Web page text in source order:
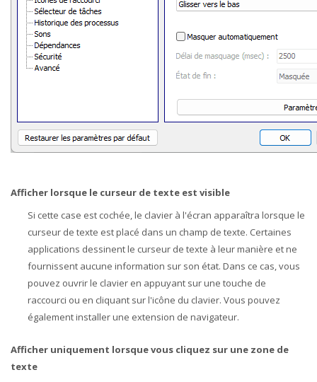
Afficher lorsque le curseur de texte est visible
Si cette case est cochée, le clavier à l'écran apparaîtra lorsque le
curseur de texte est placé dans un champ de texte. Certaines
applications dessinent le curseur de texte à leur manière et ne
fournissent aucune information sur son état. Dans ce cas, vous
pouvez ouvrir le clavier en appuyant sur une touche de
raccourci ou en cliquant sur l'icône du clavier. Vous pouvez
également installer une extension de navigateur.
Afficher uniquement lorsque vous cliquez sur une zone de
texte